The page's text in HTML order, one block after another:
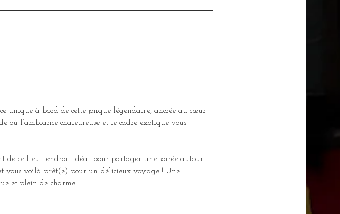
unique à bord de cette jonque légendaire, ancrée au cœur
où l’ambiance chaleureuse et le cadre exotique vous
de ce lieu l’endroit idéal pour partager une soirée autour
vous voilà prêt(e) pour un délicieux voyage ! Une
et plein de charme.